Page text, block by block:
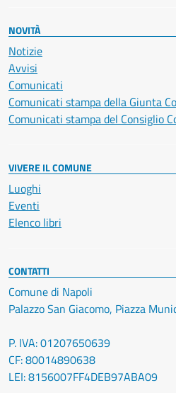
NOVITÀ
Notizie
Avvisi
Comunicati
Comunicati stampa della Giunta
Comunicati stampa del Consiglio
VIVERE IL COMUNE
Luoghi
Eventi
Elenco libri
CONTATTI
Comune di Napoli
Palazzo San Giacomo, Piazza
P. IVA: 01207650639
CF: 80014890638
LEI: 8156007FF4DEB97ABA09